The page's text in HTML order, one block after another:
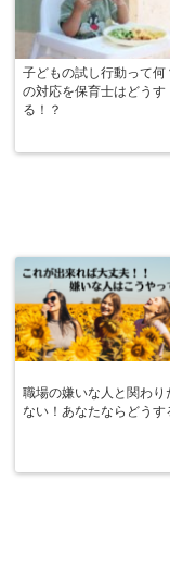
子どもの試し行動って何
の対応を保育士はどうす
る！？
職場の嫌いな人と関わり
ない！あなたならどうす